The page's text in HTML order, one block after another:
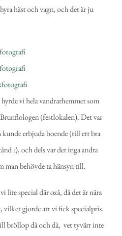
häst och vagn, och det är ju
hyrde vi hela vandrarhemmet som
(festlokalen). Det var
kunde erbjuda boende (till ett bra
:), och dels var det inga andra
man behövde ta hänsyn till.
vi lite special där oxå, då det är nära
vilket gjorde att vi fick specialpris.
bröllop då och då, vet tyvärr inte